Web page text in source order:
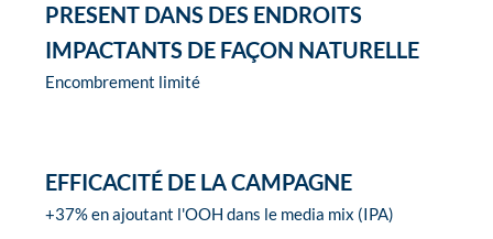
PRESENT DANS DES ENDROITS
IMPACTANTS DE FAÇON NATURELLE
Encombrement limité
EFFICACITÉ DE LA CAMPAGNE
+37% en ajoutant l'OOH dans le media mix (IPA)